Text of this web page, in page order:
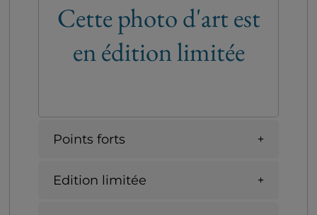
Cette photo d'art est
en édition limitée
Points forts
Edition limitée